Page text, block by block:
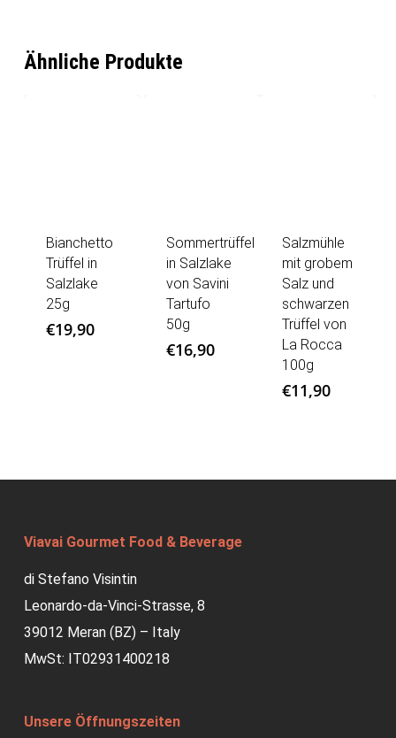
Ähnliche Produkte
Bianchetto
Trüffel in
Salzlake
25g
€19,90
Sommertrüffel
in Salzlake
von Savini
Tartufo
50g
€16,90
Salzmühle
mit grobem
Salz und
schwarzen
Trüffel von
La Rocca
100g
€11,90
Viavai Gourmet Food & Beverage
di Stefano Visintin
Leonardo-da-Vinci-Strasse, 8
39012 Meran (BZ) – Italy
MwSt: IT02931400218
Unsere Öffnungszeiten